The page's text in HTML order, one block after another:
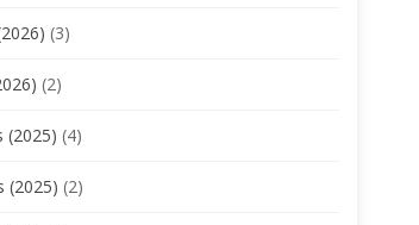
(3)
(2)
(2025) (4)
(2025) (2)